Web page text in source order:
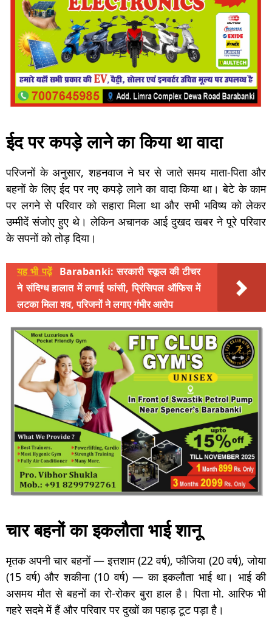
ईद पर कपड़े लाने का किया था वादा
परिजनों के अनुसार, शहनवाज ने घर से जाते समय माता-पिता और
बहनों के लिए ईद पर नए कपड़े लाने का वादा किया था। बेटे के काम
पर लगने से परिवार को सहारा मिला था और सभी भविष्य को लेकर
उम्मीदें संजोए हुए थे। लेकिन अचानक आई दुखद खबर ने पूरे परिवार
के सपनों को तोड़ दिया।
यह भी पढ़ें
Barabanki: सरकारी स्कूल की टीचर
ने संदिग्ध हालात में लगाई फांसी, प्रिंसिपल ऑफिस में
लटका मिला शव, परिजनों ने लगाए गंभीर आरोप
चार बहनों का इकलौता भाई शानू
मृतक अपनी चार बहनों — इत्तशाम (22 वर्ष), फौजिया (20 वर्ष), जोया
(15 वर्ष) और शकीना (10 वर्ष) — का इकलौता भाई था। भाई की
असमय मौत से बहनों का रो-रोकर बुरा हाल है। पिता मो. आरिफ भी
गहरे सदमे में हैं और परिवार पर दुखों का पहाड़ टूट पड़ा है।